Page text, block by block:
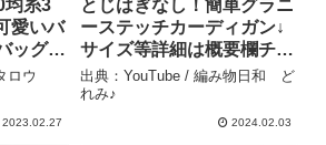
均糸3
愛いバ
ッグの
タロ
ロウ
2023.02.27
とじはぎなし！簡単グラニ
ーステッチカーディガン↓
サイズ等詳細は概要欄チェ
ック – 編み物日和 どれみ
♪
出典：YouTube / 編み物日和 ど
れみ♪
2024.02.03